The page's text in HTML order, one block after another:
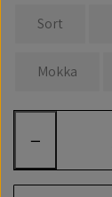
Sort
Mokka
−